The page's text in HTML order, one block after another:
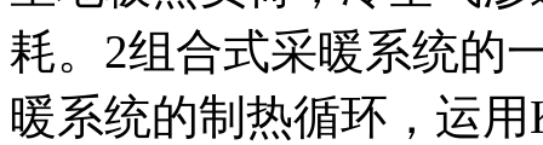
耗。2组合式采暖系统的
暖系统的制热循环，运